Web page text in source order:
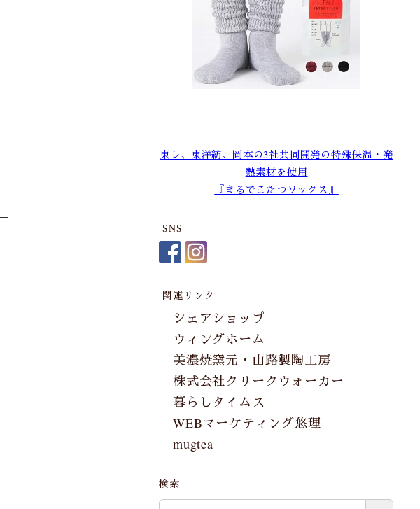
東レ、東洋紡、岡本の3社共同開発の特殊保温・発
熱素材を使用
『まるでこたつソックス』
SNS
関連リンク
シェアショップ
ウィングホーム
美濃焼窯元・山路製陶工房
株式会社クリークウォーカー
暮らしタイムス
WEBマーケティング悠理
mugtea
検索